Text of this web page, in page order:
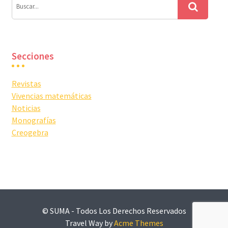
Secciones
Revistas
Vivencias matemáticas
Noticias
Monografías
Creogebra
© SUMA - Todos Los Derechos Reservados
Travel Way byAcme Themes